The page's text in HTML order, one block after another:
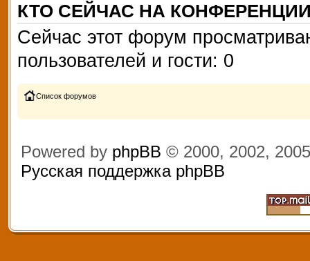
КТО СЕЙЧАС НА
Сейчас этот форум
пользователей и гости: 0
Список форумов
Powered by phpBB © 2000, 2002,
Русская поддержка phpBB